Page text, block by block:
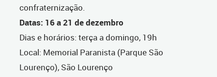
confraternização.
Datas: 16 a 21 de dezembro
Dias e horários: terça a domingo, 19h
Local: Memorial Paranista (Parque São
Lourenço), São Lourenço